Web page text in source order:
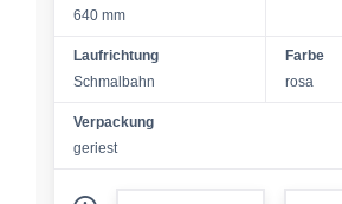
640 mm
Laufrichtung
Schmalbahn
Farbe
rosa
Verpackung
geriest